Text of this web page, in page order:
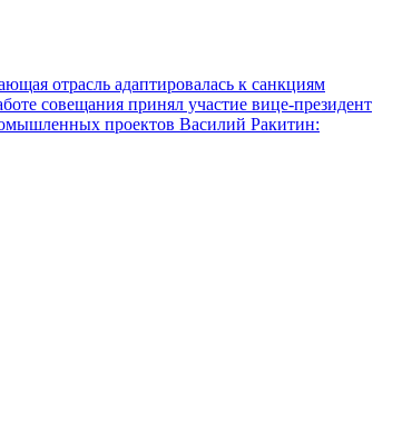
отрасль адаптировалась к санкциям
совещания принял участие вице-президент
проектов Василий Ракитин: